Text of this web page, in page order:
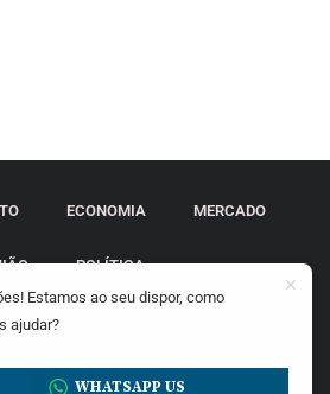
ECONOMIA MERCADO
POLÍTICA
Estamos ao seu dispor, como
ajudar?
WHATSAPP US